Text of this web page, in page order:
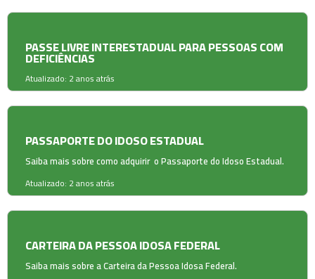
PASSE LIVRE INTERESTADUAL PARA PESSOAS COM
DEFICIÊNCIAS
Atualizado: 2 anos atrás
PASSAPORTE DO IDOSO ESTADUAL
Saiba mais sobre como adquirir o Passaporte do Idoso Estadual.
Atualizado: 2 anos atrás
CARTEIRA DA PESSOA IDOSA FEDERAL
Saiba mais sobre a Carteira da Pessoa Idosa Federal.